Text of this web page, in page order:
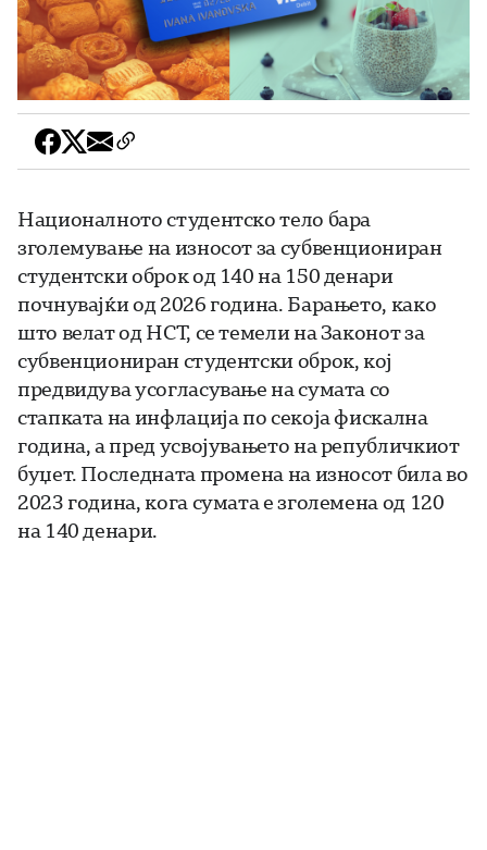
Националното студентско тело бара
зголемување на износот за субвенциониран
студентски оброк од 140 на 150 денари
почнувајќи од 2026 година. Барањето, како
што велат од НСТ, се темели на Законот за
субвенциониран студентски оброк, кој
предвидува усогласување на сумата со
стапката на инфлација по секоја фискална
година, а пред усвојувањето на републичкиот
буџет. Последната промена на износот била во
2023 година, кога сумата е зголемена од 120
на 140 денари.